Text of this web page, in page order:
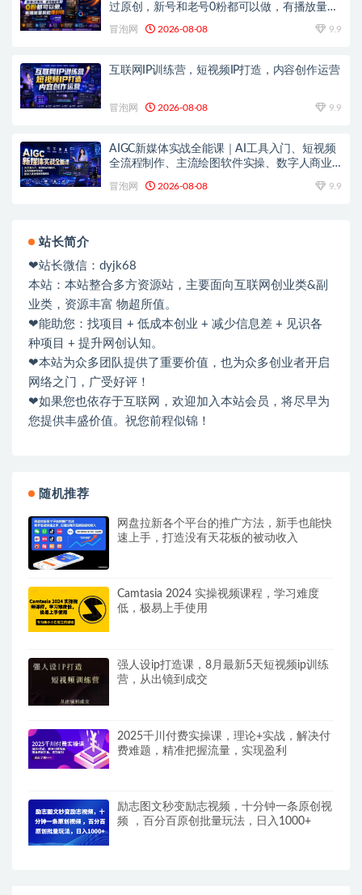
过原创，新号和老号0粉都可以做，有播放量就
冒泡网 2026-08-08 9.9
互联网IP训练营，短视频IP打造，内容创作运营
冒泡网 2026-08-08 9.9
AIGC新媒体实战全能课｜AI工具入门、短视频
全流程制作、主流绘图软件实操、数字人商业
冒泡网 2026-08-08 9.9
站长简介
❤站长微信：dyjk68
本站：本站整合多方资源站，主要面向互联网创业类&副
业类，资源丰富 物超所值。
❤能助您：找项目 + 低成本创业 + 减少信息差 + 见识各
种项目 + 提升网创认知。
❤本站为众多团队提供了重要价值，也为众多创业者开启
网络之门，广受好评！
❤如果您也依存于互联网，欢迎加入本站会员，将尽早为
您提供丰盛价值。祝您前程似锦！
随机推荐
网盘拉新各个平台的推广方法，新手也能快
速上手，打造没有天花板的被动收入
Camtasia 2024 实操视频课程，学习难度
低，极易上手使用
强人设ip打造课，8月​最新5天短视频ip训练
营，从出镜到成交
2025千川付费实操课，理论+实战，解决付
费难题，精准把握流量，实现盈利
励志图文秒变励志视频，十分钟一条原创视
频 ，百分百原创批量玩法，日入1000+